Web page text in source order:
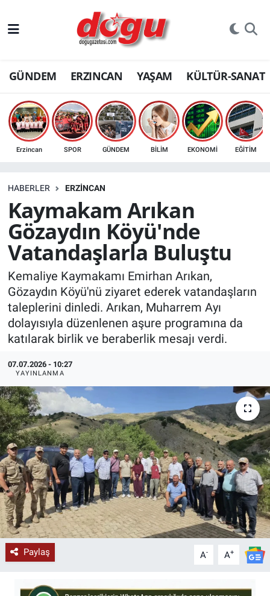
GÜNDEM ERZINCAN YAŞAM KÜLTÜR-SANAT
Erzincan SPOR GÜNDEM BİLİM EKONOMİ EĞİTİM
HABERLER ERZINCAN
Kaymakam Arıkan
Gözaydın Köyü'nde
Vatandaşlarla Buluştu
Kemaliye Kaymakamı Emirhan Arıkan,
Gözaydın Köyü'nü ziyaret ederek vatandaşların
taleplerini dinledi. Arıkan, Muharrem Ayı
dolayısıyla düzenlenen aşure programına da
katılarak birlik ve beraberlik mesajı verdi.
07.07.2026 - 10:27
YAYINLANMA
Paylaş A- A+
ERZINCAN
GÜNDEM
ERZİNCAN FOTOĞRAFLARI
SAĞLIK
EKONOMİ
Bilim, teknoloji
GENEL
KÜLTÜR-SANAT
Yerel Haber
SPOR
YAŞAM
RESMİ İLAN